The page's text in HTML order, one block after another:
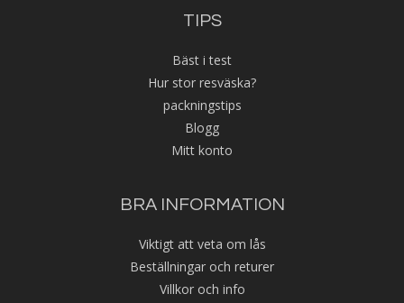
TIPS
Bäst i test
Hur stor resväska?
packningstips
Blogg
Mitt konto
BRA INFORMATION
Viktigt att veta om lås
Beställningar och returer
Villkor och info